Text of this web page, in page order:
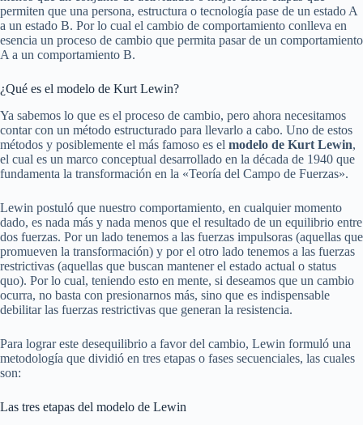
permiten que una persona, estructura o tecnología pase de un estado A
a un estado B. Por lo cual el cambio de comportamiento conlleva en
esencia un proceso de cambio que permita pasar de un comportamiento
A a un comportamiento B.
¿Qué es el modelo de Kurt Lewin?
Ya sabemos lo que es el proceso de cambio, pero ahora necesitamos
contar con un método estructurado para llevarlo a cabo. Uno de estos
métodos y posiblemente el más famoso es el modelo de Kurt Lewin,
el cual es un marco conceptual desarrollado en la década de 1940 que
fundamenta la transformación en la «Teoría del Campo de Fuerzas».
Lewin postuló que nuestro comportamiento, en cualquier momento
dado, es nada más y nada menos que el resultado de un equilibrio entre
dos fuerzas. Por un lado tenemos a las fuerzas impulsoras (aquellas que
promueven la transformación) y por el otro lado tenemos a las fuerzas
restrictivas (aquellas que buscan mantener el estado actual o status
quo). Por lo cual, teniendo esto en mente, si deseamos que un cambio
ocurra, no basta con presionarnos más, sino que es indispensable
debilitar las fuerzas restrictivas que generan la resistencia.
Para lograr este desequilibrio a favor del cambio, Lewin formuló una
metodología que dividió en tres etapas o fases secuenciales, las cuales
son:
Las tres etapas del modelo de Lewin